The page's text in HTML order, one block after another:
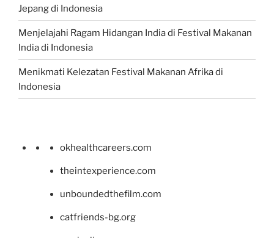
Jepang di Indonesia
Menjelajahi Ragam Hidangan India di Festival Makanan
India di Indonesia
Menikmati Kelezatan Festival Makanan Afrika di
Indonesia
okhealthcareers.com
theintexperience.com
unboundedthefilm.com
catfriends-bg.org